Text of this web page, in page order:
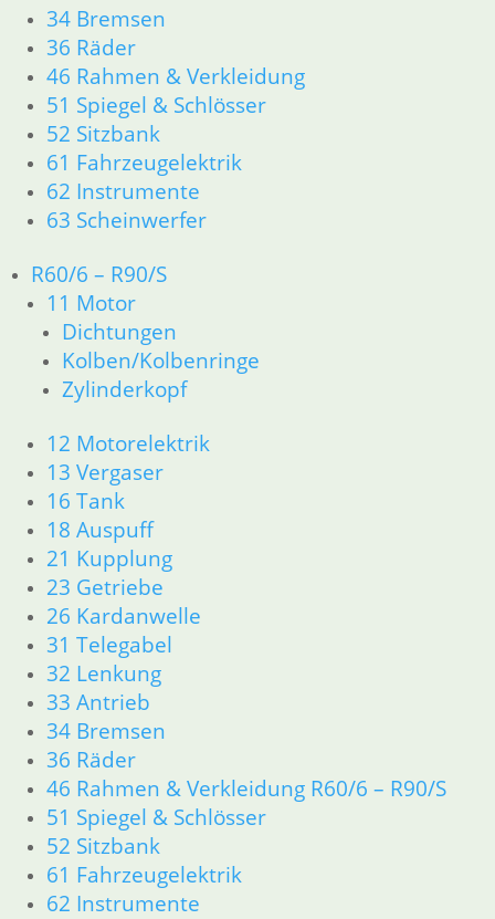
34 Bremsen
36 Räder
46 Rahmen & Verkleidung
51 Spiegel & Schlösser
52 Sitzbank
61 Fahrzeugelektrik
62 Instrumente
63 Scheinwerfer
R60/6 – R90/S
11 Motor
Dichtungen
Kolben/Kolbenringe
Zylinderkopf
12 Motorelektrik
13 Vergaser
16 Tank
18 Auspuff
21 Kupplung
23 Getriebe
26 Kardanwelle
31 Telegabel
32 Lenkung
33 Antrieb
34 Bremsen
36 Räder
46 Rahmen & Verkleidung R60/6 – R90/S
51 Spiegel & Schlösser
52 Sitzbank
61 Fahrzeugelektrik
62 Instrumente
In den Warenkorb
Schelle 53 – 60 mm
2,80€
Artikelnummer: 9952123
inkl. MwSt.
zzgl.Versandkosten
In den Warenkorb
Feder Kaltstart 32 er Bing
4,20€
Artikelnummer: 1337370
inkl. MwSt.
zzgl.Versandkosten
Feder Drosselklappe 32 er
Bing
4,20 €
Artikelnummer: 1335606
inkl. MwSt.
zzgl.Versandkosten
In den Warenkorb
Rundluftfilter
14,80€
Artikelnummer: LX194
inkl. MwSt.
zzgl.Versandkosten
In den Warenkorb
1